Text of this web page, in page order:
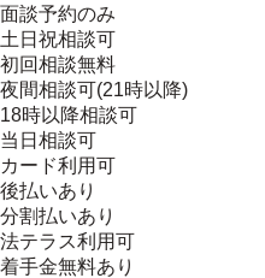
面談予約のみ
土日祝相談可
初回相談無料
夜間相談可(21時以降)
18時以降相談可
当日相談可
カード利用可
後払いあり
分割払いあり
法テラス利用可
着手金無料あり